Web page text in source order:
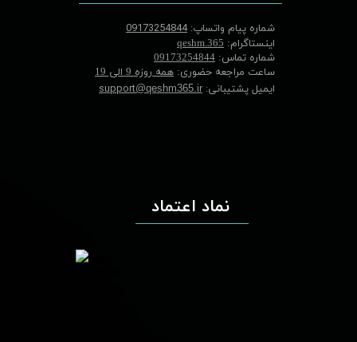
شماره پیام واتساپ:09173254844
اینستاگرام: qeshm.365
شماره تماس: 09173254844
ساعت مراجعه حضوری: همه روزه 9 الی 19
ایمیل پشتیبانی: support@qeshm365.ir
نماد اعتماد